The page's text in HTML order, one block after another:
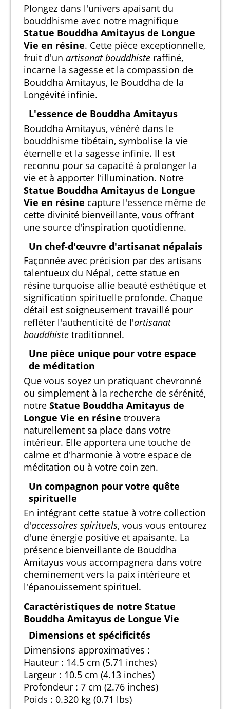
Plongez dans l'univers apaisant du
bouddhisme avec notre magnifique
Statue Bouddha Amitayus de Longue
Vie en résine. Cette pièce exceptionnelle,
fruit d'un artisanat bouddhiste raffiné,
incarne la sagesse et la compassion de
Bouddha Amitayus, le Bouddha de la
Longévité infinie.
L'essence de Bouddha Amitayus
Bouddha Amitayus, vénéré dans le
bouddhisme tibétain, symbolise la vie
éternelle et la sagesse infinie. Il est
reconnu pour sa capacité à prolonger la
vie et à apporter l'illumination. Notre
Statue Bouddha Amitayus de Longue
Vie en résine capture l'essence même de
cette divinité bienveillante, vous offrant
une source d'inspiration quotidienne.
Un chef-d'œuvre d'artisanat népalais
Façonnée avec précision par des artisans
talentueux du Népal, cette statue en
résine turquoise allie beauté esthétique et
signification spirituelle profonde. Chaque
détail est soigneusement travaillé pour
refléter l'authenticité de l'artisanat
bouddhiste traditionnel.
Une pièce unique pour votre espace
de méditation
Que vous soyez un pratiquant chevronné
ou simplement à la recherche de sérénité,
notre Statue Bouddha Amitayus de
Longue Vie en résine trouvera
naturellement sa place dans votre
intérieur. Elle apportera une touche de
calme et d'harmonie à votre espace de
méditation ou à votre coin zen.
Un compagnon pour votre quête
spirituelle
En intégrant cette statue à votre collection
d'accessoires spirituels, vous vous entourez
d'une énergie positive et apaisante. La
présence bienveillante de Bouddha
Amitayus vous accompagnera dans votre
cheminement vers la paix intérieure et
l'épanouissement spirituel.
Caractéristiques de notre Statue
Bouddha Amitayus de Longue Vie
Dimensions et spécificités
Dimensions approximatives :
Hauteur : 14.5 cm (5.71 inches)
Largeur : 10.5 cm (4.13 inches)
Profondeur : 7 cm (2.76 inches)
Poids : 0.320 kg (0.71 lbs)